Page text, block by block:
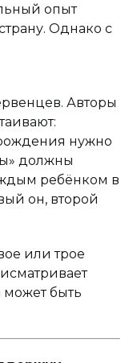
опыт
Однако с
Авторы
нужно
должны
ребёнком в
он, второй
или трое
быть